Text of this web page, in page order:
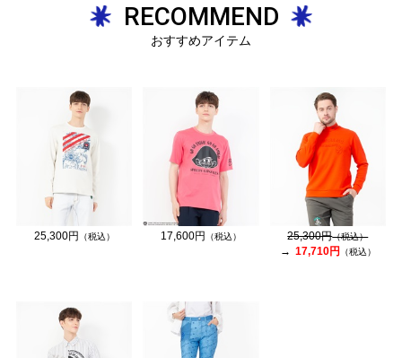
RECOMMEND
おすすめアイテム
25,300円 （税込） 17,600円 （税込） 25,300円（税込）
17,710円 （税込）